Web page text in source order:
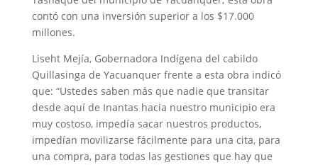
contó con una inversión superior a los $17.000
millones.
Liseht Mejía, Gobernadora Indígena del cabildo
Quillasinga de Yacuanquer frente a esta obra indicó
que: “Ustedes saben más que nadie que transitar
desde aquí de Inantas hacia nuestro municipio era
muy costoso, impedía sacar nuestros productos,
impedían movilizarse fácilmente para una cita, para
una compra, para todas las gestiones que hay que